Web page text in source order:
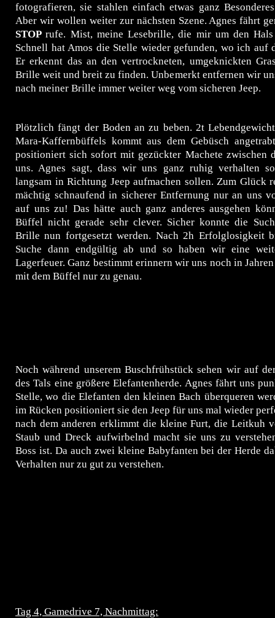
fotografieren, sie stahlen einfach etwas ganz
Aber wir wollen weiter zur nächsten Szene. Agnes fährt
STOPrufe. Mist, meine Lesebrille, die mir um den
Schnell hat Amos die Stelle wieder gefunden, wo ich auf
Er erkennt das an den vertrockneten, umgeknickten
Brille weit und breit zu finden. Unbemerkt entfernen wir
nach meiner Brille immer weiter weg vom sicheren Jeep.
Plötzlich fängt der Boden an zu beben. 2t
Mara-Kaffernbüffels kommt aus dem Gebüsch
positioniert sich sofort mit gezückter Machete zwischen
uns. Agnes sagt, dass wir uns ganz ruhig verhalten
langsam in Richtung Jeep aufmachen sollen. Zum Glück
mächtig schnaufend in sicherer Entfernung nur an uns
auf uns zu! Das hätte auch ganz anderes ausgehen
Büffel nicht gerade sehr clever. Sicher konnte die
Brille nun fortgesetzt werden. Nach 2h Erfolglosigkeit
Suche dann endgültig ab und so haben wir eine
Lagerfeuer. Ganz bestimmt erinnern wir uns noch in Jahren
mit dem Büffel nur zu genau.
Noch während unserem Buschfrühstück sehen wir auf
des Tals eine größere Elefantenherde. Agnes fährt uns
Stelle, wo die Elefanten den kleinen Bach überqueren
im Rücken positioniert sie den Jeep für uns mal wieder
nach dem anderen erklimmt die kleine Furt, die Leitkuh
Staub und Dreck aufwirbelnd macht sie uns zu
Boss ist. Da auch zwei kleine Babyfanten bei der Herde
Verhalten nur zu gut zu verstehen.
Tag 4, Gamedrive 7, Nachmittag: